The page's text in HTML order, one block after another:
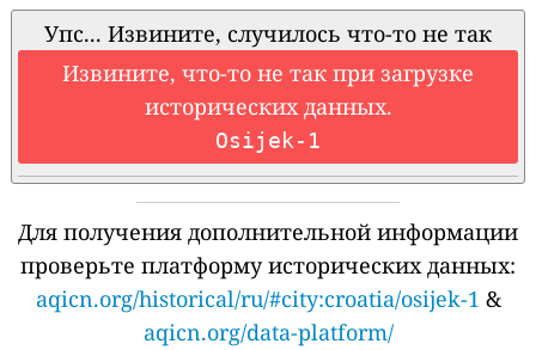
Упс... Извините, случилось что-то не так
Извините, что-то не так при загрузке
исторических данных.
Osijek-1
Для получения дополнительной информации
проверьте платформу исторических данных:
aqicn.org/historical/ru/#city:croatia/osijek-1 &
aqicn.org/data-platform/